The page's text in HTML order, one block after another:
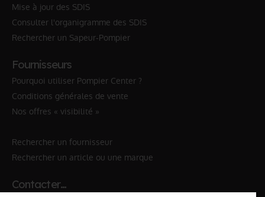
Mise à jour des SDIS
Consulter l'organigramme des SDIS
Rechercher un Sapeur-Pompier
Fournisseurs
Pourquoi utiliser Pompier Center ?
Conditions générales de vente
Nos offres « visibilité »
Rechercher un fournisseur
Rechercher un article ou une marque
Contacter…